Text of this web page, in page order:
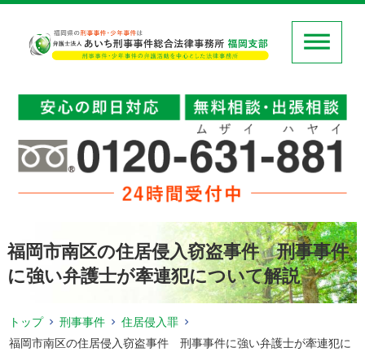
福岡市南区の住居侵入窃盗事件 刑事事件
に強い弁護士が牽連犯について解説
トップ 刑事事件
住居侵入罪
福岡市南区の住居侵入窃盗事件 刑事事件に強い弁護士が牽連犯に